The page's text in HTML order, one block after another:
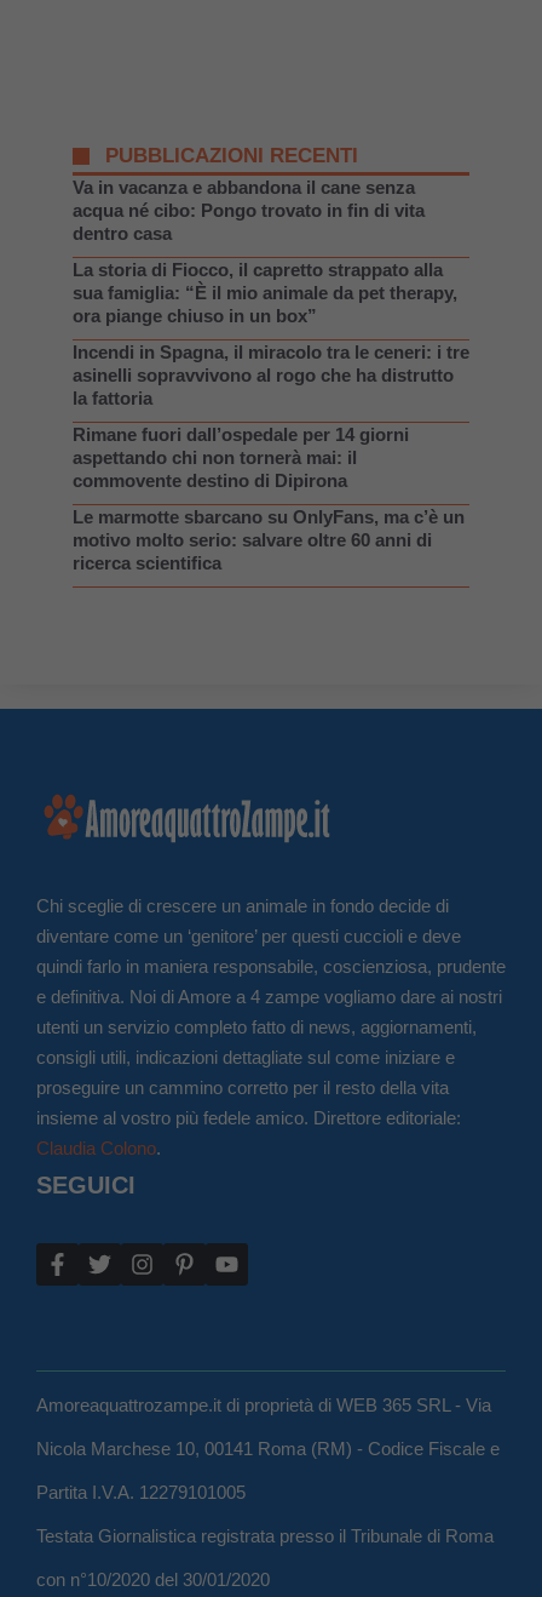
PUBBLICAZIONI RECENTI
Va in vacanza e abbandona il cane senza
acqua né cibo: Pongo trovato in fin di vita
dentro casa
La storia di Fiocco, il capretto strappato alla
sua famiglia: “È il mio animale da pet therapy,
ora piange chiuso in un box”
Incendi in Spagna, il miracolo tra le ceneri: i tre
asinelli sopravvivono al rogo che ha distrutto
la fattoria
Rimane fuori dall’ospedale per 14 giorni
aspettando chi non tornerà mai: il
commovente destino di Dipirona
Le marmotte sbarcano su OnlyFans, ma c’è un
motivo molto serio: salvare oltre 60 anni di
ricerca scientifica
Chi sceglie di crescere un animale in fondo decide di
diventare come un ‘genitore’ per questi cuccioli e deve
quindi farlo in maniera responsabile, coscienziosa, prudente
e definitiva. Noi di Amore a 4 zampe vogliamo dare ai nostri
utenti un servizio completo fatto di news, aggiornamenti,
consigli utili, indicazioni dettagliate sul come iniziare e
proseguire un cammino corretto per il resto della vita
insieme al vostro più fedele amico. Direttore editoriale:
Claudia Colono.
SEGUICI
Amoreaquattrozampe.it di proprietà di WEB 365 SRL - Via
Nicola Marchese 10, 00141 Roma (RM) - Codice Fiscale e
Partita I.V.A. 12279101005
Testata Giornalistica registrata presso il Tribunale di Roma
con n°10/2020 del 30/01/2020